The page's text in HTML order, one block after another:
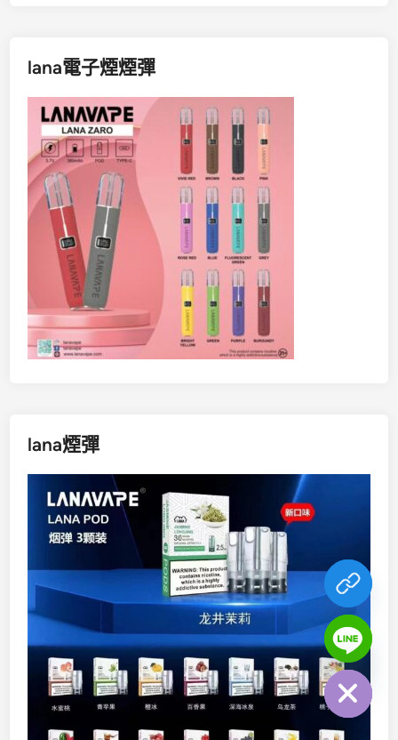
lana電子煙煙彈
lana煙彈
Hide
chaty